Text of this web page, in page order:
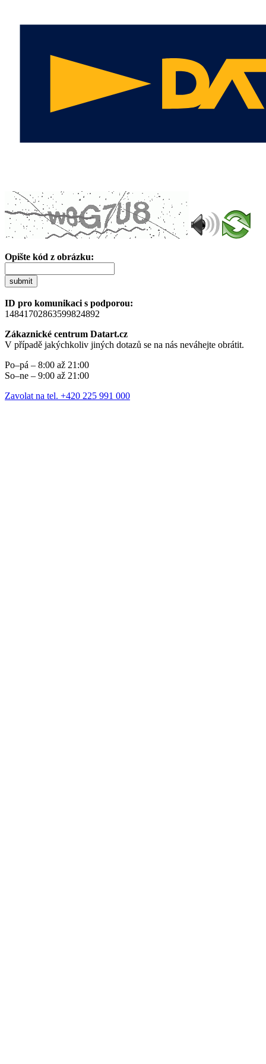
Opište kód z obrázku:
submit
ID pro komunikaci s podporou:
14841702863599824892
Zákaznické centrum Datart.cz
V případě jakýchkoliv jiných dotazů se na nás neváhejte obrátit.
Po–pá – 8:00 až 21:00
So–ne – 9:00 až 21:00
Zavolat na tel. +420 225 991 000